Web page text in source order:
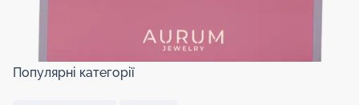
Популярні категорії